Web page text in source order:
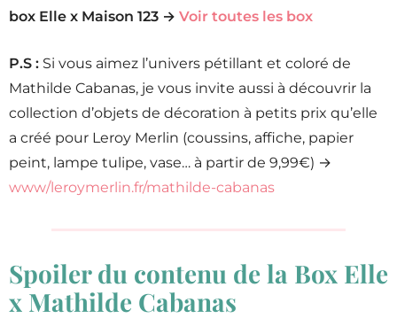
box Elle x Maison 123 → Voir toutes les box
P.S : Si vous aimez l’univers pétillant et coloré de
Mathilde Cabanas, je vous invite aussi à découvrir la
collection d’objets de décoration à petits prix qu’elle
a créé pour Leroy Merlin (coussins, affiche, papier
peint, lampe tulipe, vase… à partir de 9,99€) →
www/leroymerlin.fr/mathilde-cabanas
Spoiler du contenu de la Box Elle
x Mathilde Cabanas